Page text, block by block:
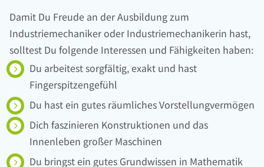
Damit Du Freude an der Ausbildung zum
Industriemechaniker oder Industriemechanikerin hast,
solltest Du folgende Interessen und Fähigkeiten haben:
Du arbeitest sorgfältig, exakt und hast
Fingerspitzengefühl
Du hast ein gutes räumliches Vorstellungvermögen
Dich faszinieren Konstruktionen und das
Innenleben großer Maschinen
Du bringst ein gutes Grundwissen in Mathematik